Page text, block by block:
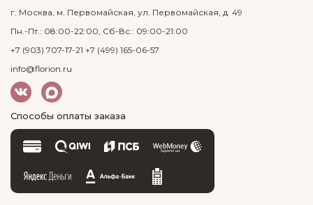
г. Москва, м. Первомайская, ул. Первомайская, д. 49
Пн.-Пт.: 08:00-22:00, Сб-Вс.: 09:00-21:00
+7 (903) 707-17-21 +7 (499) 165-06-57
info@florion.ru
Способы оплаты заказа